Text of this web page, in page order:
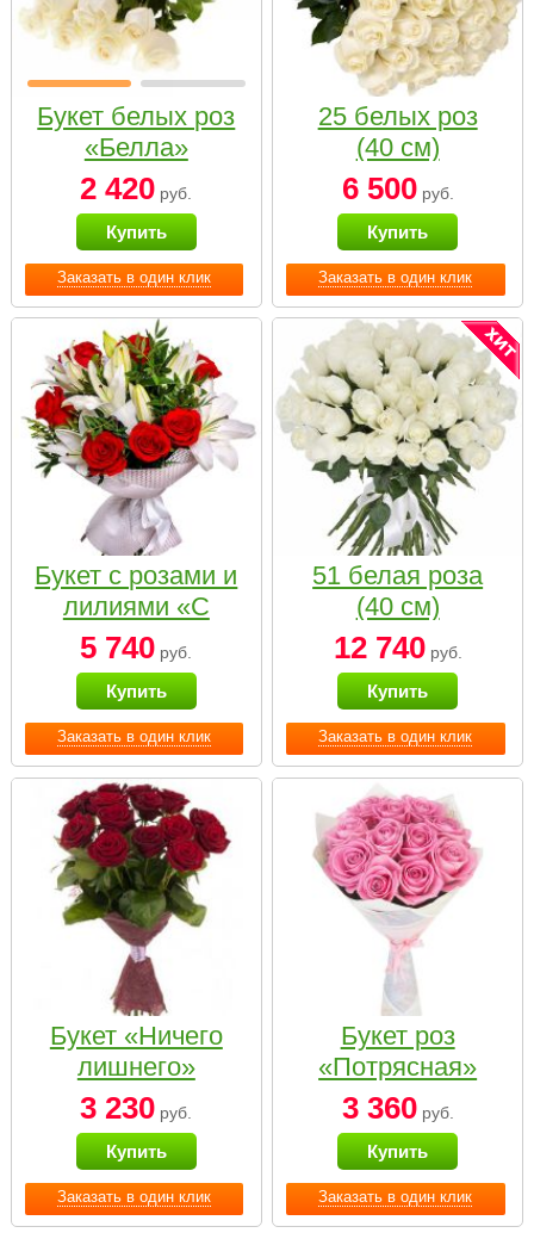
Заказать в один клик
Букет белых роз
«Белла»
2 420 руб.
Купить
Заказать в один клик
25 белых роз
(40 см)
6 500руб.
Купить
Заказать в один клик
Букет с розами и
лилиями «С
наилучшими
пожеланиями»
5 740 руб.
Купить
Заказать в один клик
51 белая роза
(40 см)
12 740руб.
Купить
Заказать в один клик
Букет «Ничего
лишнего»
3 230 руб.
Купить
Заказать в один клик
Букет роз
«Потрясная»
3 360руб.
Купить